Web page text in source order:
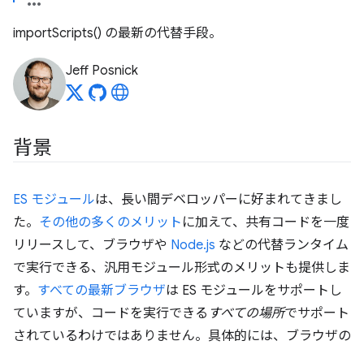
importScripts() の最新の代替手段。
Jeff Posnick
背景
ES モジュールは、長い間デベロッパーに好まれてきまし
た。 その他の多くのメリット に加えて、共有コードを一度
リリースして、ブラウザや Node.js などの代替ランタイム
で実行できる、汎用モジュール形式のメリットも提供しま
す。 すべての最新ブラウザは ES モジュールをサポートし
ていますが、コードを実行できる すべての場所でサポート
されているわけではありません。具体的には、ブラウザの